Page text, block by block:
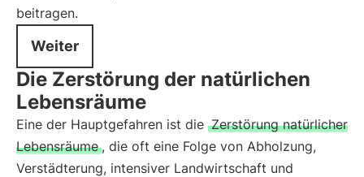
beitragen.
Weiter
Die Zerstörung der natürlichen
Lebensräume
Eine der Hauptgefahren ist die Zerstörung natürlicher
Lebensräume , die oft eine Folge von Abholzung,
Verstädterung, intensiver Landwirtschaft und